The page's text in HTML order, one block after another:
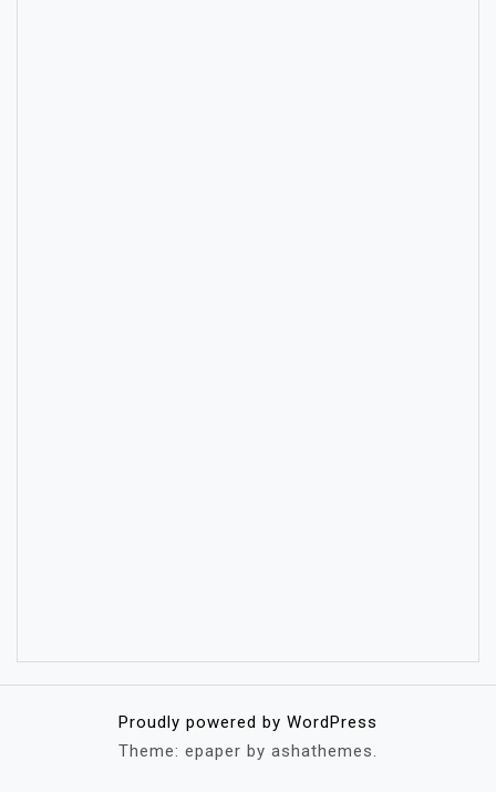
Proudly powered by WordPress
Theme: epaper by ashathemes.